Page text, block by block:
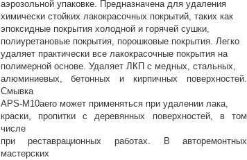
аэрозольной упаковке. Предназначена для удаления
химически стойких лакокрасочных покрытий, таких как
эпоксидные покрытия холодной и горячей сушки,
полиуретановые покрытия, порошковые покрытия. Легко
удаляет практически все лакокрасочные покрытия на
полимерной основе. Удаляет ЛКП с медных, стальных,
алюминиевых, бетонных и кирпичных поверхностей.
Смывка
APS-M10aero может применяться при удалении лака,
краски, пропитки с деревянных поверхностей, в том
числе
при реставрационных работах. В авторемонтных
мастерских